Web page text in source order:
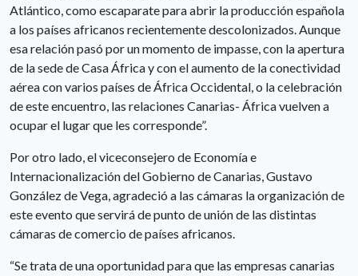
Atlántico, como escaparate para abrir la producción española
a los países africanos recientemente descolonizados. Aunque
esa relación pasó por un momento de impasse, con la apertura
de la sede de Casa África y con el aumento de la conectividad
aérea con varios países de África Occidental, o la celebración
de este encuentro, las relaciones Canarias- África vuelven a
ocupar el lugar que les corresponde”.
Por otro lado, el viceconsejero de Economía e
Internacionalización del Gobierno de Canarias, Gustavo
González de Vega, agradeció a las cámaras la organización de
este evento que servirá de punto de unión de las distintas
cámaras de comercio de países africanos.
“Se trata de una oportunidad para que las empresas canarias